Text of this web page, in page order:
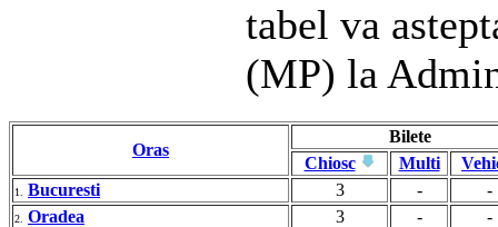
tabel va
(MP) la
Oras
Bilete
Chiosc
Multi
1. Bucuresti 3 - -
2. Oradea 3 - -